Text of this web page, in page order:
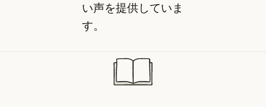
い声を提供していま
す。